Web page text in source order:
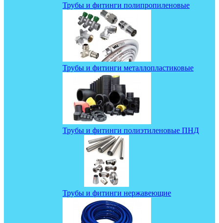
Трубы и фитинги полипропиленовые
Трубы и фитинги металлопластиковые
Трубы и фитинги полиэтиленовые ПНД
Трубы и фитинги нержавеющие